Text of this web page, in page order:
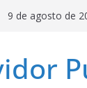
9 de agosto de